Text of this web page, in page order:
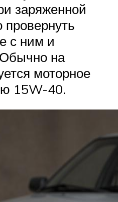
заряженной
провернуть
с ним и
на
моторное
15W-40.